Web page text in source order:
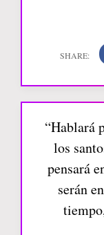
“Hablará
los
pensará
serán